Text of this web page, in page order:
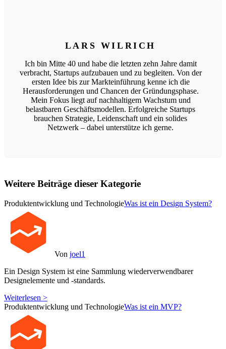
LARS WILRICH
Ich bin Mitte 40 und habe die letzten zehn Jahre damit
verbracht, Startups aufzubauen und zu begleiten. Von der
ersten Idee bis zur Markteinführung kenne ich die
Herausforderungen und Chancen der Gründungsphase.
Mein Fokus liegt auf nachhaltigem Wachstum und
belastbaren Geschäftsmodellen. Erfolgreiche Startups
brauchen Strategie, Leidenschaft und ein solides
Netzwerk – dabei unterstütze ich gerne.
Weitere Beiträge dieser Kategorie
Produktentwicklung und TechnologieWas ist ein Design System?
Von joel1
Ein Design System ist eine Sammlung wiederverwendbarer
Designelemente und -standards.
Weiterlesen >
Produktentwicklung und TechnologieWas ist ein MVP?